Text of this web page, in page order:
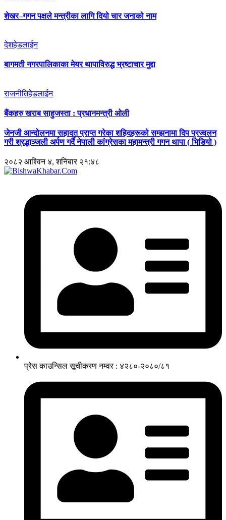
शेखर–गगन पक्षले मन्त्रीका लागि दियो चार जनाको नाम
देशहेडलाईन
बागमती नगरपालिकाका मेयर थापाविरुद्ध भ्रष्टाचार मुद्दा
राजनीतिहेडलाईन
बैंकहरु खराब साहुजस्ता : प्रधानमन्त्री ओली
जेनजी आन्दोलनमा सहादत प्राप्त गरेका शहिदहरूको सम्झनामा दिप प्रज्वलन
गरी श्रद्धाञ्जली अर्पण गर्दै नेपाली कांग्रेसका महामन्त्री गगन थापा ( भिडियो )
२०८२ आश्विन ४, शनिबार २१:४८
प्रेस काउन्सिल सूचीकरण नम्वर : ४२८०-२०८०/८१